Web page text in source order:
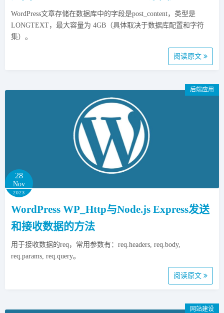
WordPress文章存储在数据库中的字段是post_content，类型是
LONGTEXT，最大容量为 4GB（具体取决于数据库配置和字符
集）。
阅读原文
后端应用
28
Nov
2023
WordPress WP_Http与Node.js Express发送
和接收数据的方法
用于接收数据的req，常用参数有：req.headers, req.body,
req.params, req.query。
阅读原文
网站建设